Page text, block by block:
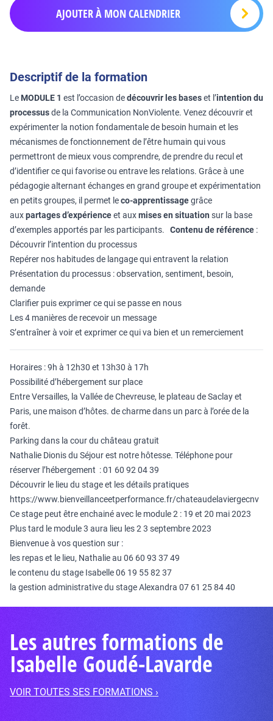
AJOUTER À MON CALENDRIER
Descriptif de la formation
Le MODULE 1 est l’occasion dedécouvrir les baseset l’intention du
processusde la Communication NonViolente. Venez découvrir et
expérimenter la notion fondamentale de besoin humain et les
mécanismes de fonctionnement de l’être humain qui vous
permettront de mieux vous comprendre, de prendre du recul et
d’identifier ce qui favorise ou entrave les relations. Grâce à une
pédagogie alternant échanges en grand groupe et expérimentation
en petits groupes, il permet leco-apprentissagegrâce
auxpartages d’expérienceet auxmises en situation sur la base
d’exemples apportés par les participants. Contenu de référence :
Découvrir l’intention du processus
Repérer nos habitudes de langage qui entravent la relation
Présentation du processus : observation, sentiment, besoin,
demande
Clarifier puis exprimer ce qui se passe en nous
Les 4 manières de recevoir un message
S’entraîner à voir et exprimer ce qui va bien et un remerciement
Horaires : 9h à 12h30 et 13h30 à 17h
Possibilité d’hébergement sur place
Entre Versailles, la Vallée de Chevreuse, le plateau de Saclay et
Paris, une maison d’hôtes. de charme dans un parc à l’orée de la
forêt.
Parking dans la cour du château gratuit
Nathalie Dionis du Séjour est notre hôtesse. Téléphone pour
réserver l’hébergement : 01 60 92 04 39
Découvrir le lieu du stage et les détails pratiques
https://www.bienveillanceetperformance.fr/chateaudelaviergecnv
Ce stage peut être enchainé avec le module 2 : 19 et 20 mai 2023
Plus tard le module 3 aura lieu les 2 3 septembre 2023
Bienvenue à vos question sur :
les repas et le lieu, Nathalie au 06 60 93 37 49
le contenu du stage Isabelle 06 19 55 82 37
la gestion administrative du stage Alexandra 07 61 25 84 40
Les autres formations de
Isabelle Goudé-Lavarde
VOIR TOUTES SES FORMATIONS ›